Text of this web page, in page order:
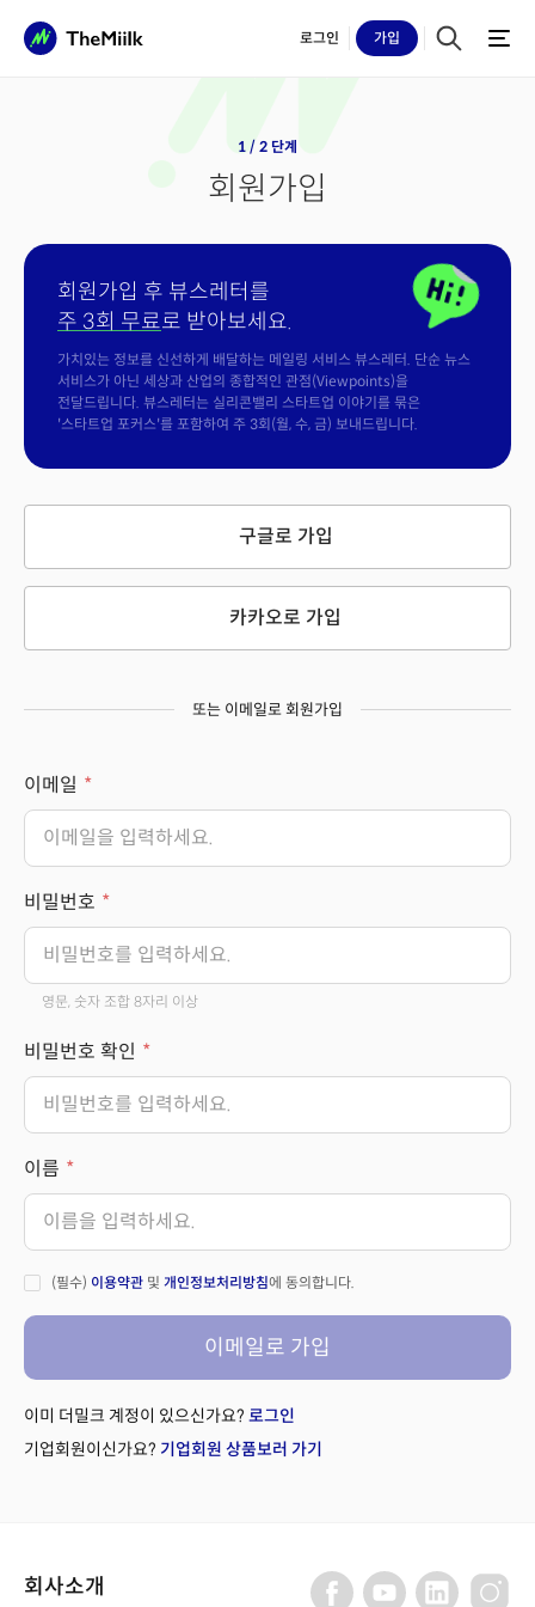
로그인 가입
1 / 2 단계
회원가입
회원가입 후 뷰스레터를
주 3회 무료로 받아보세요.
가치있는 정보를 신선하게 배달하는 메일링 서비스 뷰스레터. 단순 뉴스
서비스가 아닌 세상과 산업의 종합적인 관점(Viewpoints)을
전달드립니다. 뷰스레터는 실리콘밸리 스타트업 이야기를 묶은
'스타트업 포커스'를 포함하여 주 3회(월, 수, 금) 보내드립니다.
구글로 가입
카카오로 가입
또는 이메일로 회원가입
이메일
비밀번호
영문, 숫자 조합 8자리 이상
비밀번호 확인
이름
(필수) 이용약관 및 개인정보처리방침에 동의합니다.
이메일로 가입
이미 더밀크 계정이 있으신가요? 로그인
기업회원이신가요? 기업회원 상품보러 가기
회사소개